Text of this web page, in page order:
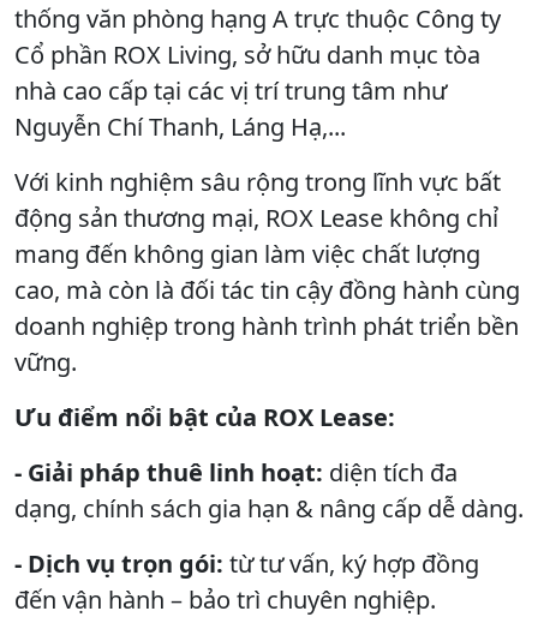
thống văn phòng hạng A trực thuộc Công ty
Cổ phần ROX Living, sở hữu danh mục tòa
nhà cao cấp tại các vị trí trung tâm như
Nguyễn Chí Thanh, Láng Hạ,...
Với kinh nghiệm sâu rộng trong lĩnh vực bất
động sản thương mại, ROX Lease không chỉ
mang đến không gian làm việc chất lượng
cao, mà còn là đối tác tin cậy đồng hành cùng
doanh nghiệp trong hành trình phát triển bền
vững.
Ưu điểm nổi bật của ROX Lease:
- Giải pháp thuê linh hoạt: diện tích đa
dạng, chính sách gia hạn & nâng cấp dễ dàng.
- Dịch vụ trọn gói: từ tư vấn, ký hợp đồng
đến vận hành – bảo trì chuyên nghiệp.